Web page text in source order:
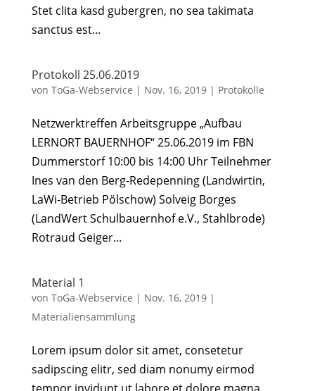
Stet clita kasd gubergren, no sea takimata
sanctus est...
Protokoll 25.06.2019
von ToGa-Webservice | Nov. 16, 2019| Protokolle
Netzwerktreffen Arbeitsgruppe „Aufbau
LERNORT BAUERNHOF“ 25.06.2019 im FBN
Dummerstorf 10:00 bis 14:00 Uhr Teilnehmer
Ines van den Berg-Redepenning (Landwirtin,
LaWi-Betrieb Pölschow) Solveig Borges
(LandWert Schulbauernhof e.V., Stahlbrode)
Rotraud Geiger...
Material 1
von ToGa-Webservice | Nov. 16, 2019|
Materialiensammlung
Lorem ipsum dolor sit amet, consetetur
sadipscing elitr, sed diam nonumy eirmod